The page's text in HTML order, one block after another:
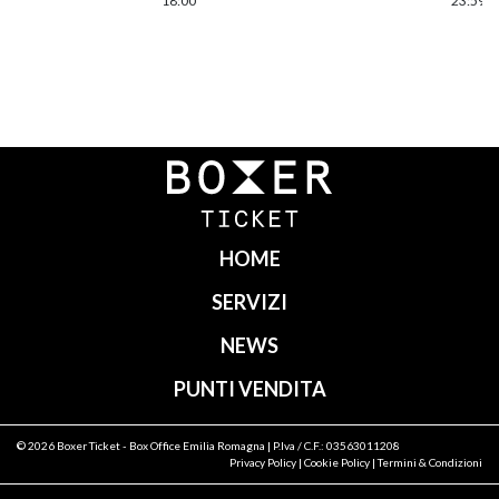
Navigazione
HOME
SERVIZI
NEWS
PUNTI VENDITA
© 2026 Boxer Ticket- Box Office Emilia Romagna | P.Iva / C.F.: 03563011208
Privacy Policy | Cookie Policy |Termini & Condizioni